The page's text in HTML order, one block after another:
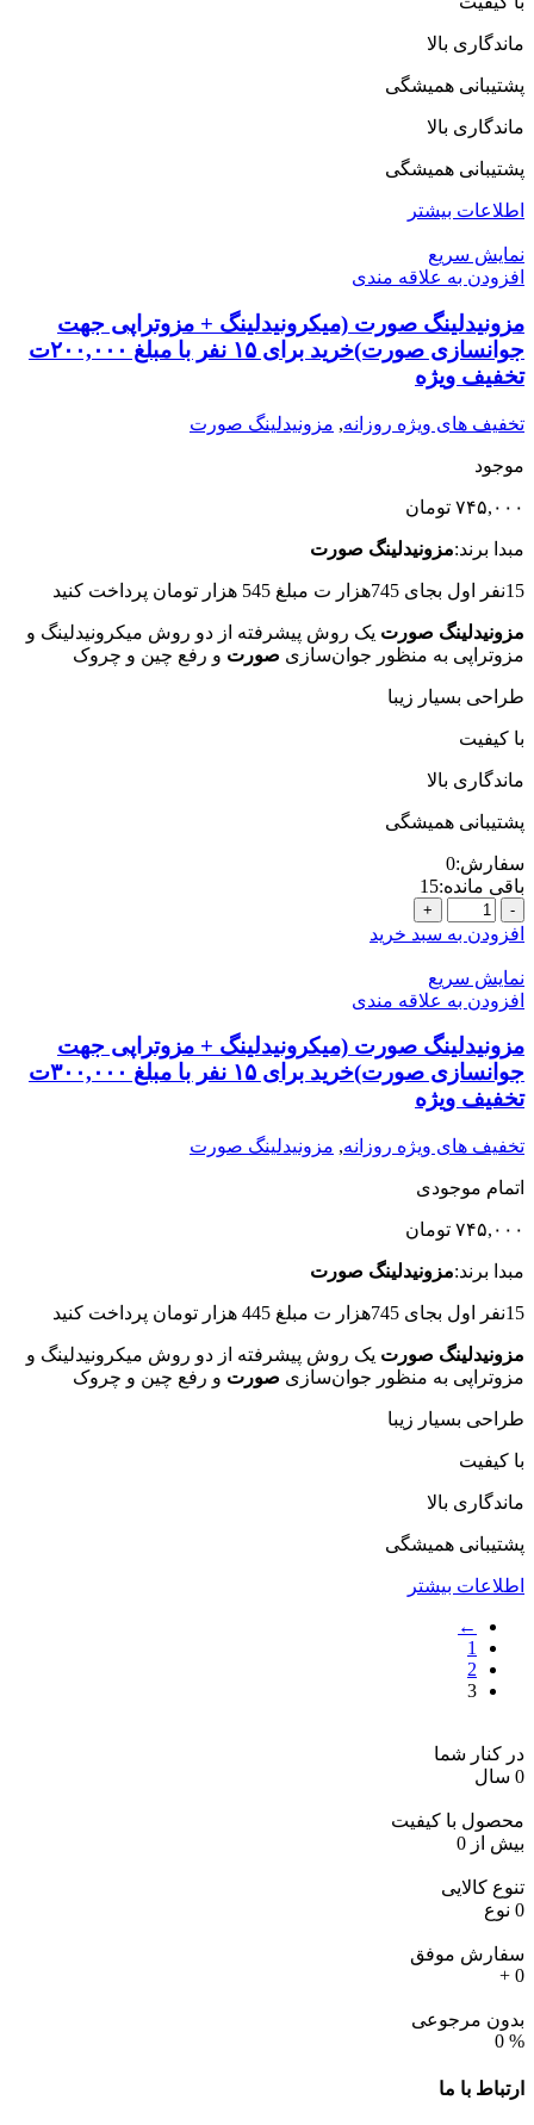
ماندگاری بالا
پشتیبانی همیشگی
ماندگاری بالا
پشتیبانی همیشگی
اطلاعات بیشتر
نمایش سریع
افزودن به علاقه مندی
مزونیدلینگ صورت (میکرونیدلینگ + مزوتراپی جهت
جوانسازی صورت)خرید برای ۱۵ نفر با مبلغ ۲۰۰,۰۰۰ت
تخفیف ویژه
تخفیف های ویژه روزانه, مزونیدلینگ صورت
موجود
۷۴۵,۰۰۰ تومان
مبدا برند:مزونیدلینگ صورت
15نفر اول بجای 745هزار ت مبلغ 545 هزار تومان پرداخت کنید
مزونیدلینگ صورت یک روش پیشرفته از دو روش میکرونیدلینگ و
مزوتراپی به منظور جوان‌سازی صورت و رفع چین و چروک
طراحی بسیار زیبا
با کیفیت
ماندگاری بالا
پشتیبانی همیشگی
سفارش:0
باقی مانده:15
مزونیدلینگ
صورت
+
مزوتراپی
جوانسازی
صورت)خرید
برای
15
با
200,000ت
تخفیف
ویژه
عدد
افزودن به سبد خرید
نمایش سریع
افزودن به علاقه مندی
مزونیدلینگ صورت (میکرونیدلینگ + مزوتراپی جهت
جوانسازی صورت)خرید برای ۱۵ نفر با مبلغ ۳۰۰,۰۰۰ت
تخفیف ویژه
تخفیف های ویژه روزانه, مزونیدلینگ صورت
اتمام موجودی
۷۴۵,۰۰۰ تومان
مبدا برند:مزونیدلینگ صورت
15نفر اول بجای 745هزار ت مبلغ 445 هزار تومان پرداخت کنید
مزونیدلینگ صورت یک روش پیشرفته از دو روش میکرونیدلینگ و
مزوتراپی به منظور جوان‌سازی صورت و رفع چین و چروک
طراحی بسیار زیبا
با کیفیت
ماندگاری بالا
پشتیبانی همیشگی
اطلاعات بیشتر
←
1
2
3
در کنار شما
0 سال
محصول با کیفیت
بیش از 0
تنوع کالایی
0 نوع
سفارش موفق
0
+
بدون مرجوعی
%
0
ارتباط با ما